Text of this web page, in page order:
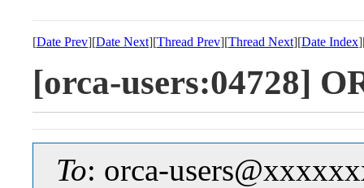
[Date Prev][Date Next][Thread Prev][Thread Next][Date Index
[orca-users:04728]
To: orca-